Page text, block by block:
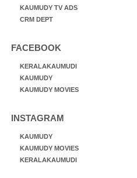
KAUMUDY TV ADS
CRM DEPT
FACEBOOK
KERALAKAUMUDI
KAUMUDY
KAUMUDY MOVIES
INSTAGRAM
KAUMUDY
KAUMUDY MOVIES
KERALAKAUMUDI